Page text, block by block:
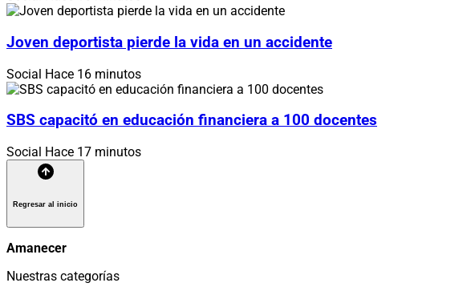
Joven deportista pierde la vida en un accidente
Social Hace 16 minutos
SBS capacitó en educación financiera a 100 docentes
Social Hace 17 minutos
Regresar al inicio
Amanecer
Nuestras categorías